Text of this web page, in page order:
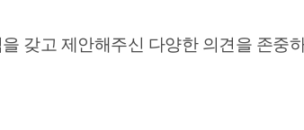
갖고 제안해주신 다양한 의견을 존중